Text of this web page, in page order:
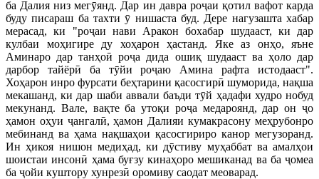
ба Далия низ мегӯянд. Дар ин давра роҷаи қотил вафот карда
буду писараш ба тахти ӯ нишаста буд. Дере нагузашта хабар
мерасад, ки "роҷаи нави Аракон бохабар шудааст, ки дар
кулбаи моҳигире ду хоҳарон ҳастанд. Яке аз онҳо, яъне
Аминаро дар танҳоӣ роҷа дида ошиқ шудааст ва ҳоло дар
дарбор тайёрӣ ба тӯйи роҷаю Амина рафта истодааст".
Хоҳарон инро фурсати беҳтарини қасосгирӣ шуморида, нақша
мекашанд, ки дар шаби аввали баъди тӯй ҳадафи худро нобуд
мекунанд. Вале, вақте ба утоқи роҷа медароянд, дар он ҷо
ҳамон оҳуи ҷангалӣ, ҳамон Далияи кумакрасону меҳрубонро
мебинанд ва ҳама нақшаҳои қасосгириро канор мегузоранд.
Ин ҳикоя нишон медиҳад, ки дӯстиву муҳаббат ва амалҳои
шоистаи инсонӣ ҳама буғзу кинаҳоро мешиканад ва ба ҷомеа
ба ҷойи куштору хунрезӣ оромиву саодат меоварад.